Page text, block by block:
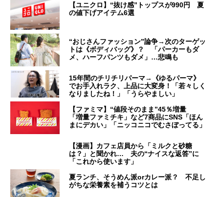
【ユニクロ】“抜け感”トップスが990円 夏
の値下げアイテム6選
“おじさんファッション”論争→次のターゲッ
トは《ボディバッグ》？ 「パーカーもダ
メ、ハーフパンツもダメ」…悲鳴も
15年間のチリチリパーマ→《ゆるパーマ》
でお手入れラク、上品に大変身！「若々しく
なりましたね！」「うらやましい」
【ファミマ】“値段そのまま”45％増量
「増量ファミチキ」など7商品にSNS「ほん
まにデカい」「ニッコニコでむさぼってる」
【漫画】カフェ店員から「ミルクと砂糖
は？」と聞かれ… 夫の“ナイスな返答”に
「これから使います」
夏ランチ、そうめん派orカレー派？ 不足し
がちな栄養素を補うコツとは